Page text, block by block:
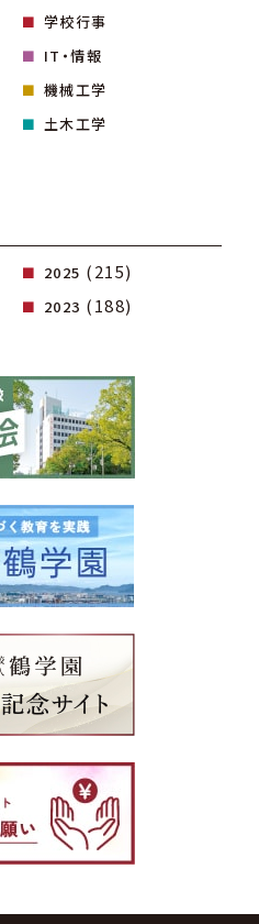
学校行事
IT・情報
機械工学
土木工学
2025 (215)
2023 (188)